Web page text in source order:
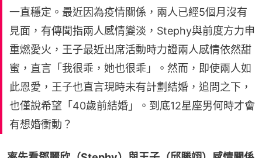
一直穩定。最近因為疫情關係，兩人已經5個月沒有
見面，有傳聞指兩人感情變淡，Stephy與前度方力申
重燃愛火，王子最近出席活動時力證兩人感情依然甜
蜜，直言「我很乖，她也很乖」。然而，即使兩人如
此恩愛，王子也直言現時未有計劃結婚，追問之下，
也僅說希望「40歲前結婚」。到底12星座男何時才會
有想婚衝動？